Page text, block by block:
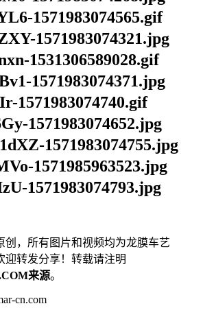
创，所有图片和视频均为龙膜车艺
迎转发分享！转载请注明
来源。
cn.com